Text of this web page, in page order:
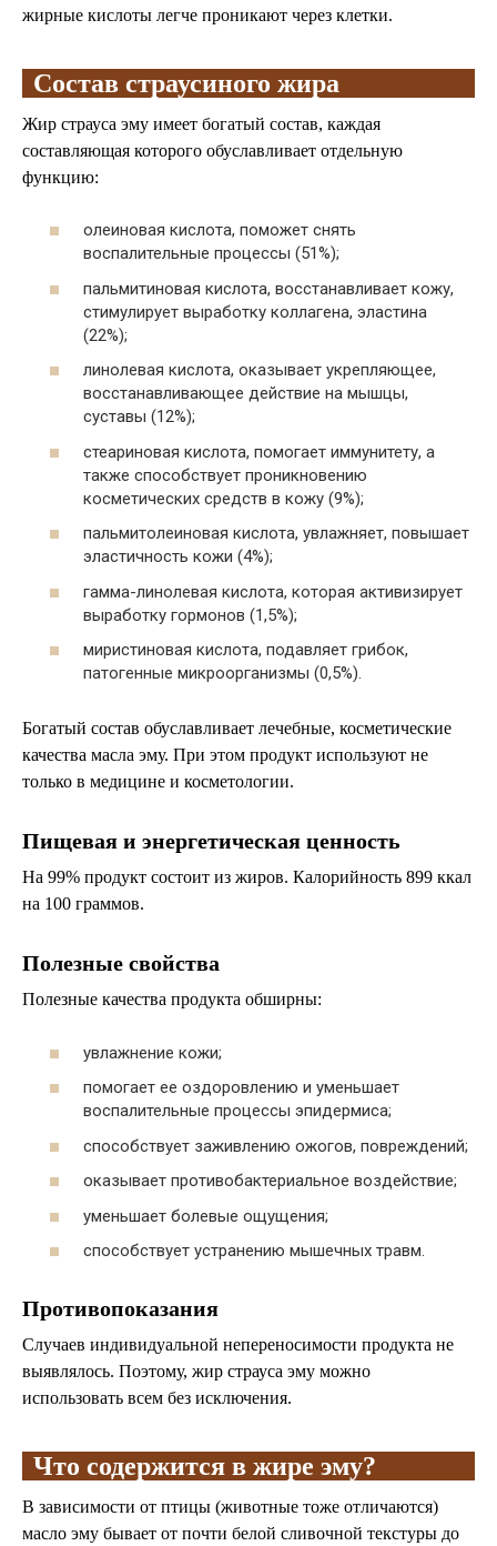
жирные кислоты легче проникают через клетки.
Состав страусиного жира
Жир страуса эму имеет богатый состав, каждая
составляющая которого обуславливает отдельную
функцию:
олеиновая кислота, поможет снять
воспалительные процессы (51%);
пальмитиновая кислота, восстанавливает кожу,
стимулирует выработку коллагена, эластина
(22%);
линолевая кислота, оказывает укрепляющее,
восстанавливающее действие на мышцы,
суставы (12%);
стеариновая кислота, помогает иммунитету, а
также способствует проникновению
косметических средств в кожу (9%);
пальмитолеиновая кислота, увлажняет, повышает
эластичность кожи (4%);
гамма-линолевая кислота, которая активизирует
выработку гормонов (1,5%);
миристиновая кислота, подавляет грибок,
патогенные микроорганизмы (0,5%).
Богатый состав обуславливает лечебные, косметические
качества масла эму. При этом продукт используют не
только в медицине и косметологии.
Пищевая и энергетическая ценность
На 99% продукт состоит из жиров. Калорийность 899 ккал
на 100 граммов.
Полезные свойства
Полезные качества продукта обширны:
увлажнение кожи;
помогает ее оздоровлению и уменьшает
воспалительные процессы эпидермиса;
способствует заживлению ожогов, повреждений;
оказывает противобактериальное воздействие;
уменьшает болевые ощущения;
способствует устранению мышечных травм.
Противопоказания
Случаев индивидуальной непереносимости продукта не
выявлялось. Поэтому, жир страуса эму можно
использовать всем без исключения.
Что содержится в жире эму?
В зависимости от птицы (животные тоже отличаются)
масло эму бывает от почти белой сливочной текстуры до